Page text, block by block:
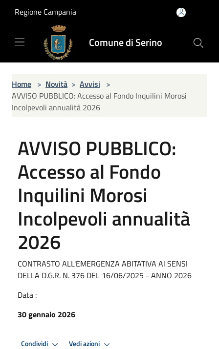
Regione Campania
Comune di Serino
Home > Novità > Avvisi >
AVVISO PUBBLICO: Accesso al Fondo Inquilini Morosi
Incolpevoli annualità 2026
AVVISO PUBBLICO:
Accesso al Fondo
Inquilini Morosi
Incolpevoli annualità
2026
CONTRASTO ALL'EMERGENZA ABITATIVA Al SENSI
DELLA D.G.R. N. 376 DEL 16/06/2025 - ANNO 2026
Data :
30 gennaio 2026
Condividi Vedi azioni